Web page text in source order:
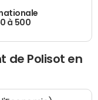
à 500
de Polisot en